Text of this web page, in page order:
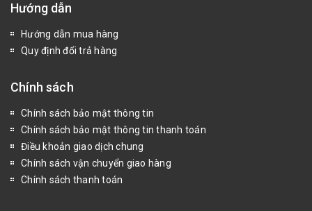
Hướng dẫn
Hướng dẫn mua hàng
Quy định đổi trả hàng
Chính sách
Chính sách bảo mật thông tin
Chính sách bảo mật thông tin thanh toán
Điều khoản giao dịch chung
Chính sách vận chuyển giao hàng
Chính sách thanh toán